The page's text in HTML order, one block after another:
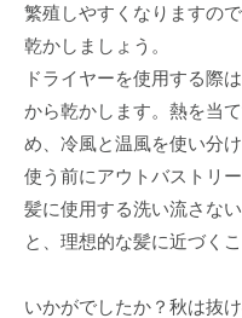
繁殖しやすくなりますの
乾かしましょう。
ドライヤーを使用する際
から乾かします。熱を当
め、冷風と温風を使い分
使う前にアウトバストリ
髪に使用する洗い流さな
と、理想的な髪に近づく
いかがでしたか？秋は抜